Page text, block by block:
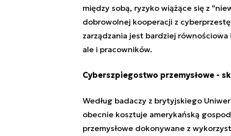
między sobą, ryzyko wiążące się z
dobrowolnej kooperacji z
zarządzania jest bardziej
ale i pracowników.
Cyberszpiegostwo przemysłowe -
Według badaczy z brytyjskiego
obecnie kosztuje amerykańską
przemysłowe dokonywane z